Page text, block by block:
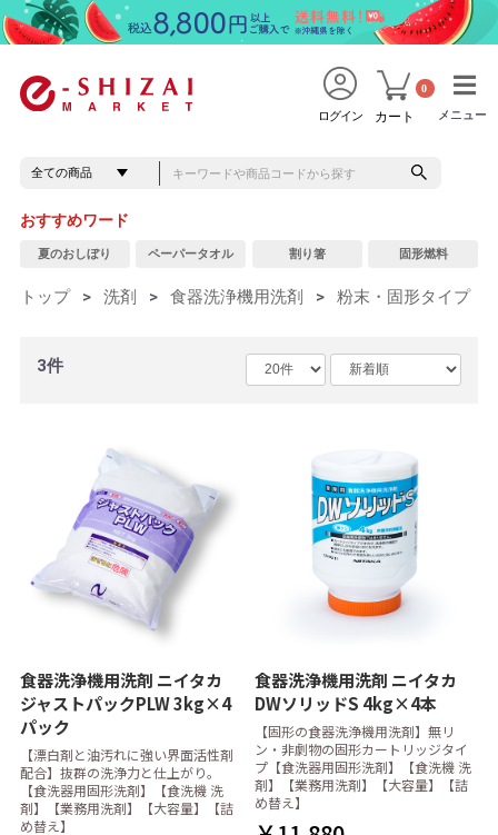
メニュー
メニュー
ログイン カート
0
おすすめワード
夏のおしぼり ペーパータオル 割り箸 固形燃料
トップ > 洗剤 > 食器洗浄機用洗剤 > 粉末・固形タイプ
3件
食器洗浄機用洗剤 ニイタカ
ジャストパックPLW 3kg×4
パック
【漂白剤と油汚れに強い界面活性剤
配合】抜群の洗浄力と仕上がり。
【食洗器用固形洗剤】【食洗機 洗
剤】【業務用洗剤】【大容量】【詰
め替え】
食器洗浄機用洗剤 ニイタカ
DWソリッドS 4kg×4本
【固形の食器洗浄機用洗剤】無リ
ン・非劇物の固形カートリッジタイ
プ【食洗器用固形洗剤】【食洗機 洗
剤】【業務用洗剤】【大容量】【詰
め替え】